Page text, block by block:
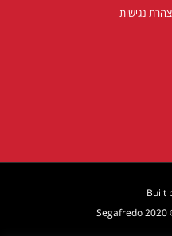
נגישות
Built
Segafredo